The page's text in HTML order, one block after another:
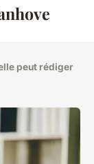
peut rédiger